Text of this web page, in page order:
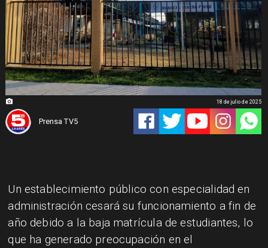
Prensa TV5
18 de julio de 2025
Un establecimiento público con especialidad en
administración cesará su funcionamiento a fin de
año debido a la baja matrícula de estudiantes, lo
que ha generado preocupación en el